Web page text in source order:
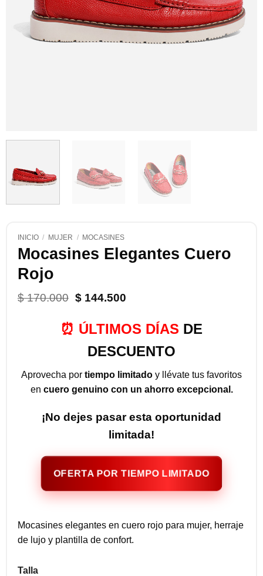
INICIO / MUJER / MOCASINES
Mocasines Elegantes Cuero
Rojo
$170.000 El
original
era:
$144.500El
es:
⏰ ÚLTIMOS DÍAS DE
DESCUENTO
Aprovecha por tiempo limitado y llévate tus favoritos
en cuero genuino con un ahorro excepcional.
¡No dejes pasar esta oportunidad
limitada!
OFERTA POR TIEMPO LIMITADO
Mocasines elegantes en cuero rojo para mujer, herraje
de lujo y plantilla de confort.
Talla